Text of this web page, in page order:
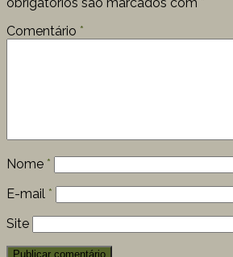
obrigatórios são marcados com *
Comentário *
Nome *
E-mail *
Site